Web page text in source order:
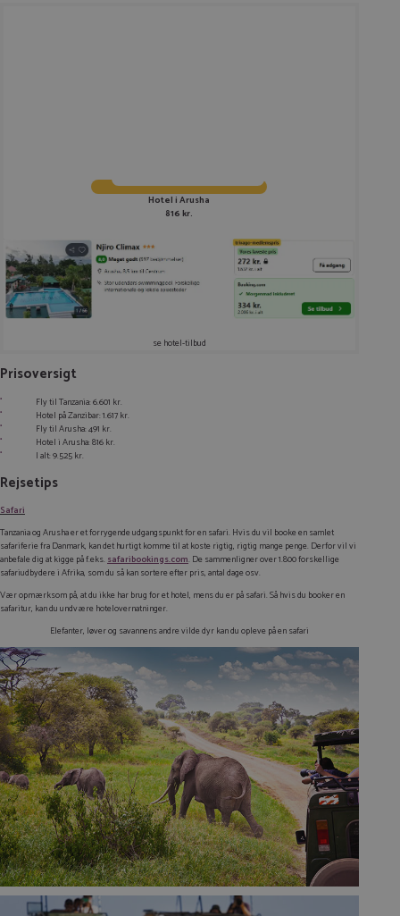
Hotel i Arusha
816 kr.
se hotel-tilbud
Prisoversigt
Fly til Tanzania: 6.601 kr.
Hotel på Zanzibar: 1.617 kr.
Fly til Arusha: 491 kr.
Hotel i Arusha: 816 kr.
I alt: 9.525 kr.
Rejsetips
Safari
Tanzania og Arusha er et forrygende udgangspunkt for en safari. Hvis du vil booke en samlet
safariferie fra Danmark, kan det hurtigt komme til at koste rigtig, rigtig mange penge. Derfor vil vi
anbefale dig at kigge på f.eks.safaribookings.com. De sammenligner over 1.800 forskellige
safariudbydere i Afrika, som du så kan sortere efter pris, antal dage osv.
Vær opmærksom på, at du ikke har brug for et hotel, mens du er på safari. Så hvis du booker en
safaritur, kan du undvære hotelovernatninger.
Elefanter, løver og savannens andre vilde dyr kan du opleve på en safari